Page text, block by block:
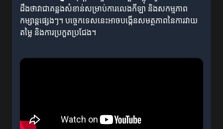
ដឹងថាវាជាគន្លងសំខាន់សម្រាប់ការលេងកីឡា និងសកម្មភាព
កម្សាន្តផ្សេងៗ។ បច្ចេកទេសនេះអាចបង្កើនសមត្ថភាពនៃការវាយ
តម្លៃ និងការប្រកួតប្រជែង។